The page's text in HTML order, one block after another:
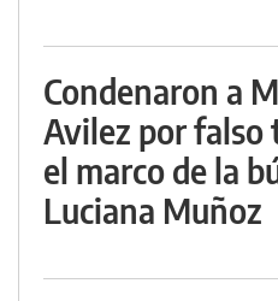
Condenaron a
Avilez por falso
el marco de la
Luciana Muñoz